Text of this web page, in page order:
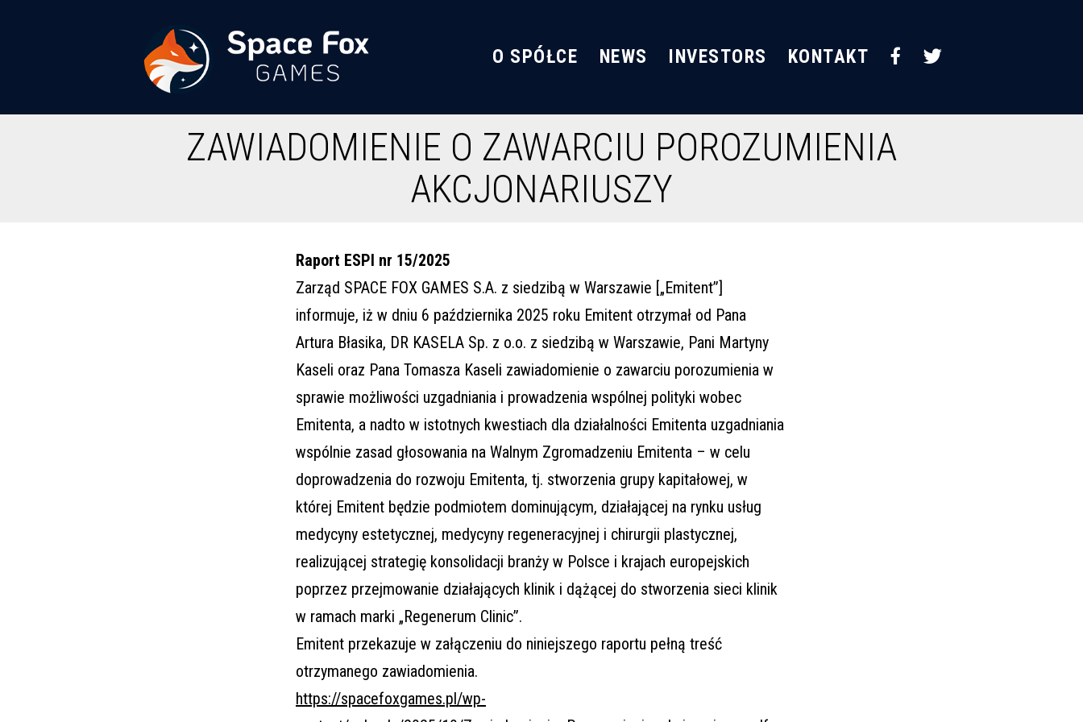
O SPÓŁCE NEWS INVESTORS KONTAKT
ZAWIADOMIENIE O ZAWARCIU POROZUMIENIA
AKCJONARIUSZY
Raport ESPI nr 15/2025
Zarząd SPACE FOX GAMES S.A. z siedzibą w Warszawie [„Emitent”]
informuje, iż w dniu 6 października 2025 roku Emitent otrzymał od Pana
Artura Błasika, DR KASELA Sp. z o.o. z siedzibą w Warszawie, Pani Martyny
Kaseli oraz Pana Tomasza Kaseli zawiadomienie o zawarciu porozumienia w
sprawie możliwości uzgadniania i prowadzenia wspólnej polityki wobec
Emitenta, a nadto w istotnych kwestiach dla działalności Emitenta uzgadniania
wspólnie zasad głosowania na Walnym Zgromadzeniu Emitenta – w celu
doprowadzenia do rozwoju Emitenta, tj. stworzenia grupy kapitałowej, w
której Emitent będzie podmiotem dominującym, działającej na rynku usług
medycyny estetycznej, medycyny regeneracyjnej i chirurgii plastycznej,
realizującej strategię konsolidacji branży w Polsce i krajach europejskich
poprzez przejmowanie działających klinik i dążącej do stworzenia sieci klinik
w ramach marki „Regenerum Clinic”.
Emitent przekazuje w załączeniu do niniejszego raportu pełną treść
otrzymanego zawiadomienia.
https://spacefoxgames.pl/wp-